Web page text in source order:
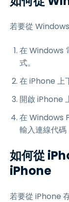
若要從
在 Windows
式。
在 iPhone 上
開啟 iPhone
在 Windows
輸入連線代碼
如何從
iPhone
若要從 iPhone